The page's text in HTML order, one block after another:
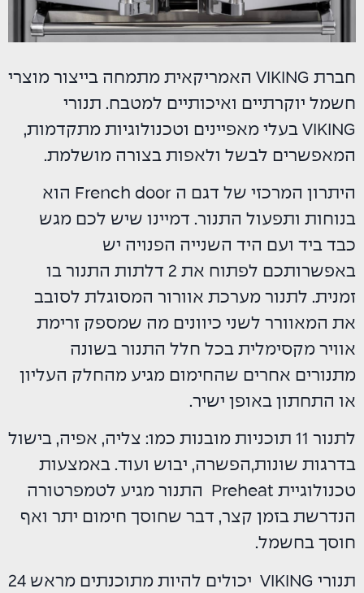
חברת VIKING האמריקאית מתמחה בייצור מוצרי
חשמל יוקרתיים ואיכותיים למטבח. תנורי
VIKING בעלי מאפיינים וטכנולוגיות מתקדמות,
המאפשרים לבשל ולאפות בצורה מושלמת.
היתרון המרכזי של דגם ה French door הוא
בנוחות ותפעול התנור. דמיינו שיש לכם מגש
כבד ביד ועם היד השנייה הפנויה יש
באפשרותכם לפתוח את 2 דלתות התנור בו
זמנית. לתנור מערכת אוורור המסוגלת לסובב
את המאוורר לשני כיוונים מה שמספק זרימת
אוויר מקסימלית בכל חלל התנור בשונה
מתנורים אחרים שהחימום מגיע מהחלק העליון
או התחתון באופן ישיר.
לתנור 11 תוכניות מובנות כמו: צליה, אפיה, בישול
בדרגות שונות,הפשרה, יבוש ועוד. באמצעות
טכנולוגיית Preheat התנור מגיע לטמפרטורה
הנדרשת בזמן קצר, דבר שחוסך חימום יתר ואף
חוסך בחשמל.
תנורי VIKING יכולים להיות מתוכנתים מראש 24